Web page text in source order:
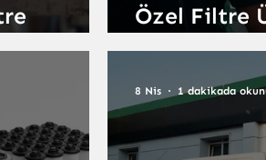
ve
Özel Filtre
8 Nis 1 dakikada